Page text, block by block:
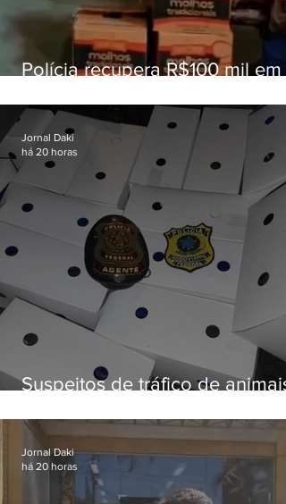
Polícia recupera R$100 mil em
Fluminense
Suspeitos de tráfico de animais
aves
Jornal Daki
há 20 horas
Jornal Daki
há 20 horas